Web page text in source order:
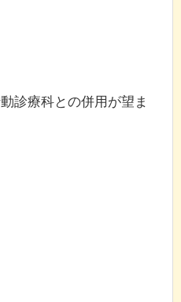
診療科との併用が望ま